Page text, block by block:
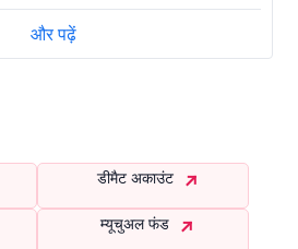
और पढ़ें
डीमैट अकाउंट
म्यूचुअल फंड